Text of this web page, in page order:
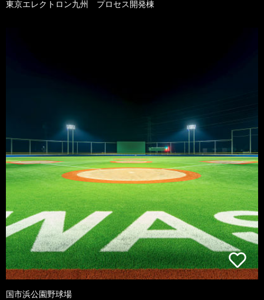
東京エレクトロン九州 プロセス開発棟
国市浜公園野球場